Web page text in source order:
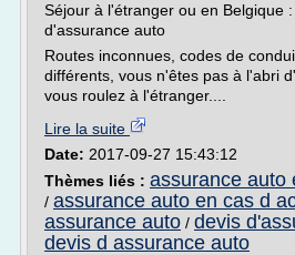
Séjour à l'étranger ou en Belgique
d'assurance auto
Routes inconnues, codes de
différents, vous n'êtes pas à l'abri
vous roulez à l'étranger....
Lire la suite
Date: 2017-09-27 15:43:12
Thèmes liés : assurance auto
/ assurance auto en cas d
assurance auto / devis
devis d assurance auto